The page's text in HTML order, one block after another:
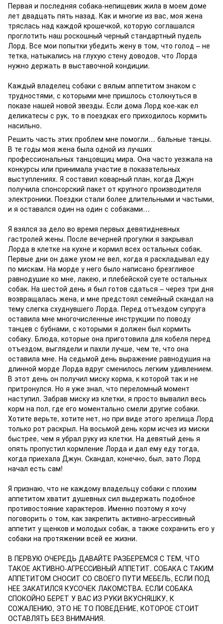
Первая и последняя собака-непищевик жила в моем доме
лет двадцать пять назад. Как и многие из вас, моя жена
тряслась над каждой крошечкой, которую соглашался
проглотить наш роскошный черный стандартный пудель
Лорд. Все мои попытки убедить жену в том, что голод – не
тетка, натыкались на глухую стену доводов, что Лорда
нужно держать в выставочной кондиции.
Каждый владелец собаки с вялым аппетитом знаком с
трудностями, с которыми мне пришлось столкнуться в
показе нашей новой звезды. Если дома Лорд кое-как ел
деликатесы с рук, то в поездках его приходилось кормить
насильно.
Решить часть этих проблем мне помогли… бальные танцы.
В те годы моя жена была одной из лучших
профессиональных танцовщиц мира. Она часто уезжала на
конкурсы или принимала участие в показательных
выступлениях. Я составил коварный план, когда Джун
получила спонсорский пакет от крупного производителя
электроники. Поездки стали более длительными и частыми,
и я оставался один на один с собаками…
Я взялся за дело во время первых девятидневных
гастролей жены. После вечерней прогулки я закрывал
Лорда в клетке на кухне и кормил всех остальных собак.
Первые дни он даже ухом не вел, когда я раскладывал еду
по мискам. На морде у него было написано брезгливое
равнодушие ко мне, лакею, и плебейской суете остальных
собак. На шестой день я был готов сдаться – через три дня
возвращалась жена, и мне предстоял семейный скандал на
тему слегка схуднувшего Лорда. Перед отъездом супруга
оставила мне многочисленные инструкции по поводу
танцев с бубнами, с которыми я должен был кормить
собаку. Блюда, которые она приготовила для кобеля перед
отъездом, выглядели и пахли лучше, чем те, что она
оставила мне. На седьмой день выражение равнодушия на
длинной морде Лорда вдруг сменилось легким удивлением.
В этот день он получил миску корма, к которой так и не
притронулся. Но я уже знал, что переломный момент
наступил. Забрав миску из клетки, я просто вывалил весь
корм на пол, где его моментально смели другие собаки.
Хотите верьте, хотите нет, но при виде этого зрелища Лорд
только рот раскрыл. На восьмой день корм исчез из миски
быстрее, чем я убрал руку из клетки. На девятый день я
опять пропустил кормление Лорда и дал ему еду тогда,
когда приехала Джун. Скандал, конечно, был, зато Лорд
начал есть сам!
Я признаю, что не каждому владельцу собаки с плохим
аппетитом хватит душевных сил выдержать подобное
противостояние характеров. Именно поэтому я хочу
поговорить о том, как закрепить активно-агрессивный
аппетит у щенков и молодых собак, а также сохранить его у
собаки на протяжении всей ее жизни.
В ПЕРВУЮ ОЧЕРЕДЬ ДАВАЙТЕ РАЗБЕРЕМСЯ С ТЕМ, ЧТО
ТАКОЕ АКТИВНО-АГРЕССИВНЫЙ АППЕТИТ. СОБАКА С ТАКИМ
АППЕТИТОМ СНОСИТ СО СВОЕГО ПУТИ МЕБЕЛЬ, ЕСЛИ ПОД
НЕЕ ЗАКАТИЛСЯ КУСОЧЕК ЛАКОМСТВА. ЕСЛИ СОБАКА
СПОКОЙНО БЕРЕТ У ВАС ИЗ РУКИ ВКУСНЯШКУ, К
СОЖАЛЕНИЮ, ЭТО НЕ ТО ПОВЕДЕНИЕ, КОТОРОЕ СТОИТ
ОСТАВЛЯТЬ БЕЗ ВНИМАНИЯ.